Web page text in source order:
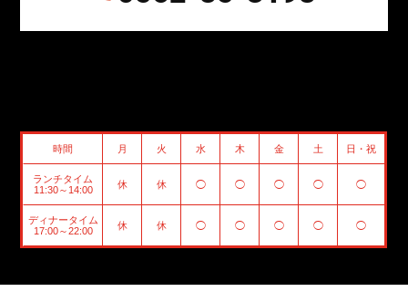
時間 月 火 水 木 金 土 日・祝
ランチタイム
11:30～14:00
休 休 ◯ ◯ ◯ ◯ ◯
ディナータイム
17:00～22:00
休 休 ◯ ◯ ◯ ◯ ◯